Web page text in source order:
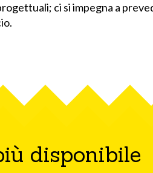
ci si impegna a
disponibile